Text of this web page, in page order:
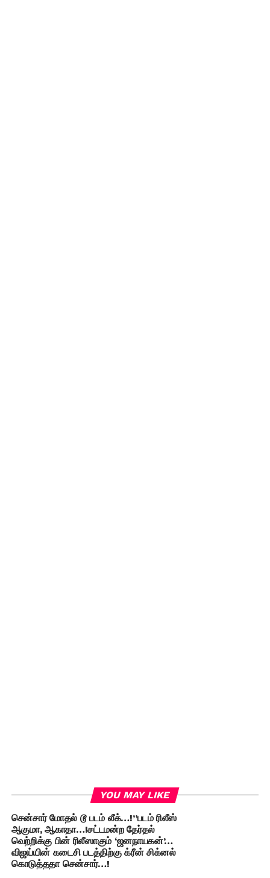
YOU MAY LIKE
சென்சார் மோதல் டூ படம் லீக்…!”படம் ரிலீஸ்
ஆகுமா, ஆகாதா…!சட்டமன்ற தேர்தல்
வெற்றிக்கு பின் ரிலீஸாகும் ‘ஜனநாயகன்’…
விஜய்யின் கடைசி படத்திற்கு க்ரீன் சிக்னல்
கொடுத்ததா சென்சார்…!